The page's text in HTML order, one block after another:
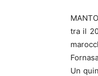
tra il
Un